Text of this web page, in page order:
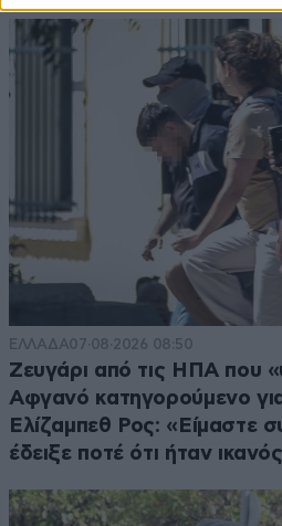
ΕΛΛΑΔΑ07·08·2026 08:50
Ζευγάρι από τις ΗΠΑ που
Αφγανό κατηγορούμενο
Ελίζαμπεθ Ρος: «Είμαστε
έδειξε ποτέ ότι ήταν